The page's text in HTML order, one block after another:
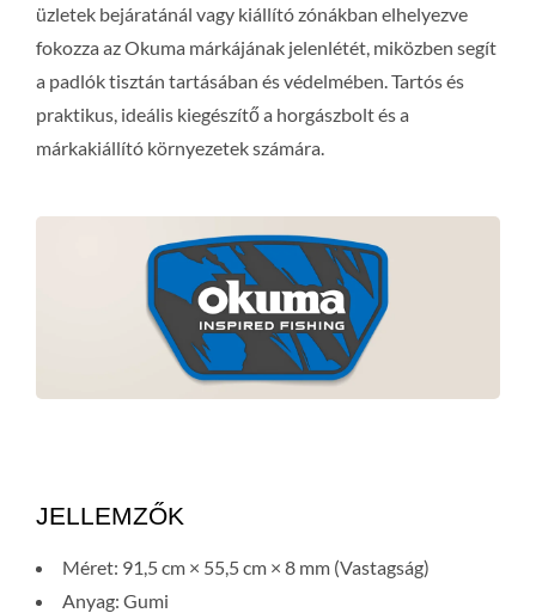
üzletek bejáratánál vagy kiállító zónákban elhelyezve
fokozza az Okuma márkájának jelenlétét, miközben segít
a padlók tisztán tartásában és védelmében. Tartós és
praktikus, ideális kiegészítő a horgászbolt és a
márkakiállító környezetek számára.
JELLEMZŐK
Méret: 91,5 cm × 55,5 cm × 8 mm (Vastagság)
Anyag: Gumi